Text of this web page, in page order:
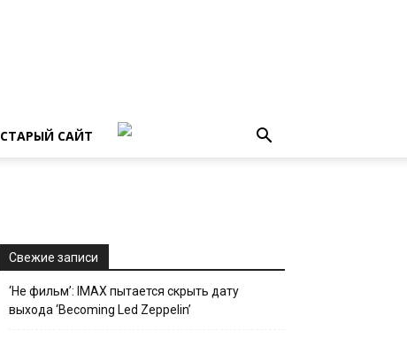
СТАРЫЙ САЙТ
Свежие записи
‘Не фильм’: IMAX пытается скрыть дату
выхода ‘Becoming Led Zeppelin’